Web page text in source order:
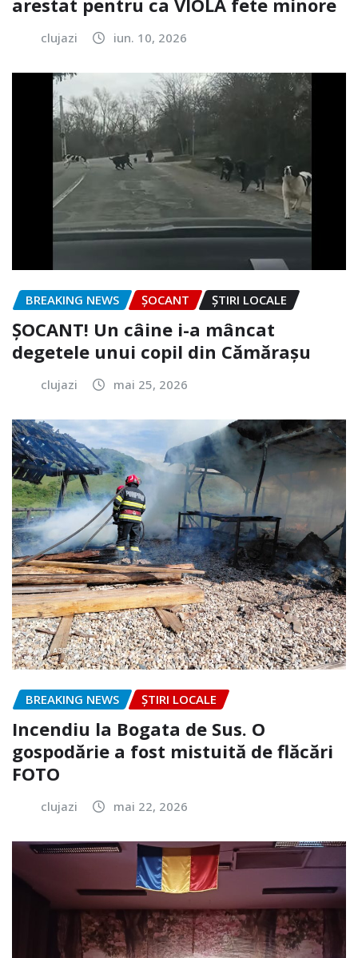
clujazi iun. 10, 2026
BREAKING NEWS ȘOCANT ȘTIRI LOCALE
ȘOCANT! Un câine i-a mâncat
degetele unui copil din Cămărașu
clujazi mai 25, 2026
BREAKING NEWS ȘTIRI LOCALE
Incendiu la Bogata de Sus. O
gospodărie a fost mistuită de flăcări
FOTO
clujazi mai 22, 2026